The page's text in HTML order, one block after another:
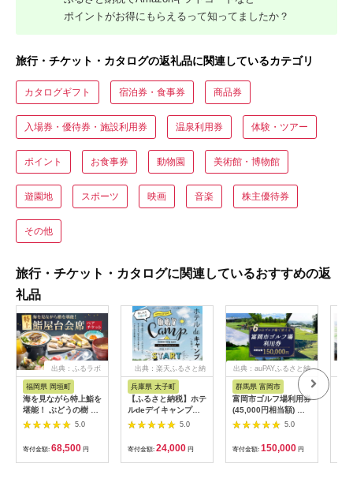
ポイントがお得にもらえるって知ってましたか？
旅行・チケット・カタログの返礼品に関連しているカテゴリ
カタログギフト 宿泊券・食事券 商品券
入場券・優待券・施設利用券 温泉利用券 体験・ツアー
ポイント お食事券 動物園 美術館・博物館
遊園地 スポーツ 映画 音楽 株主優待券
その他
旅行・チケット・カタログに関連しているおすすめの返
礼品
出典：ふるラボ
福岡県 岡垣町
海を見ながら特上鮨を
堪能！ ぶどうの樹 鮨
屋台ペア お食事券 海
鮮 海 屋台 食事 ペア
福岡県 岡垣町
5.0
寄付金額: 68,500 円
出典：楽天ふるさと納
兵庫県 太子町
【ふるさと納税】ホテ
ルdeデイキャンプ体
験チケット
【1364991】
5.0
寄付金額: 24,000 円
出典：auPAYふるさと納
群馬県 富岡市
富岡市ゴルフ場利用券
(45,000円相当額) ゴ
ルフ チケット 平日 土
日 祝日 プレー券 関東
群馬県 首都圏 F20E-
382
5.0
寄付金額: 150,000 円